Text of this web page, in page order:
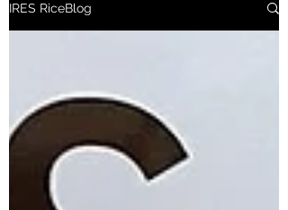
IRES activities such as research and
IRES RiceBlog